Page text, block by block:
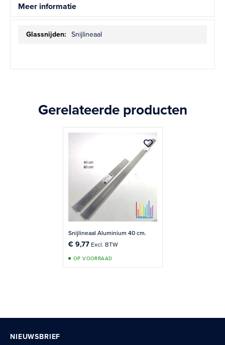
Meer informatie
Meer
Snijlineaal
Gerelateerde producten
Snijlineaal Aluminium 40 cm.
€ 9,77
OP VOORRAAD
Aan
NIEUWSBRIEF